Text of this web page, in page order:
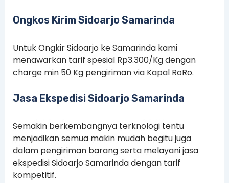
Ongkos Kirim Sidoarjo Samarinda
Untuk Ongkir Sidoarjo ke Samarinda kami
menawarkan tarif spesial Rp3.300/Kg dengan
charge min 50 Kg pengiriman via Kapal RoRo.
Jasa Ekspedisi Sidoarjo Samarinda
Semakin berkembangnya terknologi tentu
menjadikan semua makin mudah begitu juga
dalam pengiriman barang serta melayani jasa
ekspedisi Sidoarjo Samarinda dengan tarif
kompetitif.